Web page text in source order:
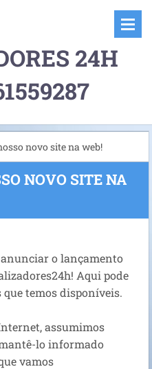
24H
novo site na web!
NOVO SITE NA
o lançamento
Aqui pode
temos disponíveis.
assumimos
lo informado
vamos